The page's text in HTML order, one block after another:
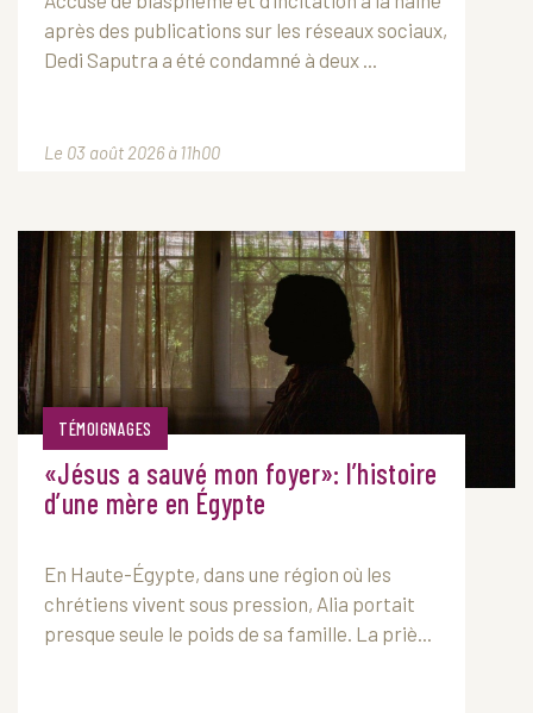
après des publications sur les réseaux sociaux,
Dedi Saputra a été condamné à deux ...
Le 03 août 2026 à 11h00
TÉMOIGNAGES
«Jésus a sauvé mon foyer»: l’histoire
d’une mère en Égypte
En Haute-Égypte, dans une région où les
chrétiens vivent sous pression, Alia portait
presque seule le poids de sa famille. La priè...